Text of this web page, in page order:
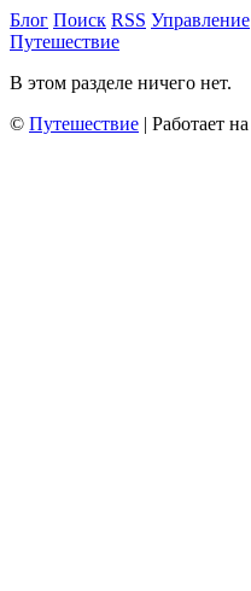
Блог Поиск RSS Управление
Путешествие
В этом разделе ничего нет.
© Путешествие | Работает на